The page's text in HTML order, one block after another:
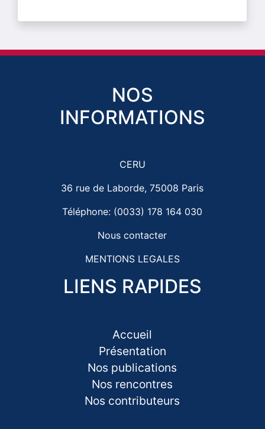
NOS
INFORMATIONS
CERU
36 rue de Laborde, 75008 Paris
Téléphone: (0033) 178 164 030
Nous contacter
MENTIONS LEGALES
LIENS RAPIDES
Accueil
Présentation
Nos publications
Nos rencontres
Nos contributeurs